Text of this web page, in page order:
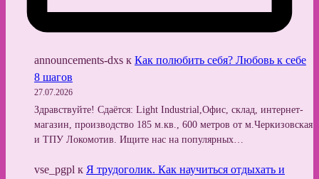
announcements-dxs к Как полюбить себя? Любовь к себе
8 шагов
27.07.2026
Здравствуйте! Сдаётся: Light Industrial,Офис, склад, интернет-
магазин, производство 185 м.кв., 600 метров от м.Черкизовская
и ТПУ Локомотив. Ищите нас на популярных…
vse_pgpl к Я трудоголик. Как научиться отдыхать и